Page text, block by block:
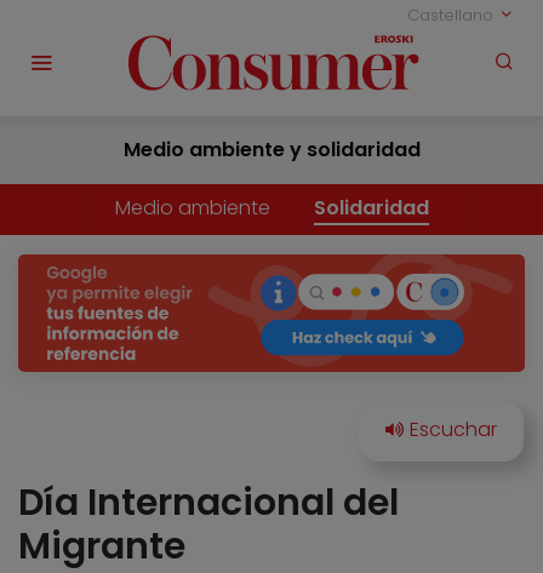
Castellano
Medio ambiente y solidaridad
Medio ambiente Solidaridad
Día Internacional del
Migrante